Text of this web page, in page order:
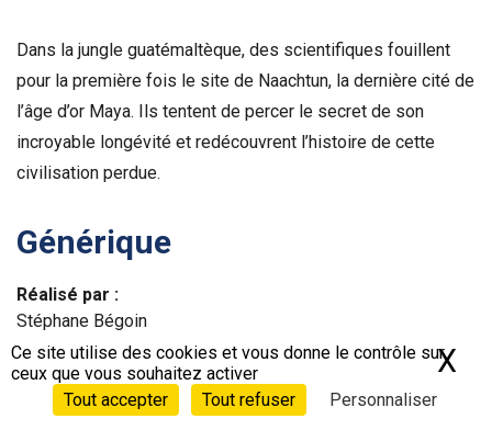
Dans la jungle guatémaltèque, des scientifiques fouillent
pour la première fois le site de Naachtun, la dernière cité de
l’âge d’or Maya. Ils tentent de percer le secret de son
incroyable longévité et redécouvrent l’histoire de cette
civilisation perdue.
Générique
Réalisé par :
Stéphane Bégoin
Écrit par :
Stéphane Bégoin
Ce site utilise des cookies et vous donne le contrôle sur
ceux que vous souhaitez activer
Tout accepter
Tout refuser Personnaliser
X